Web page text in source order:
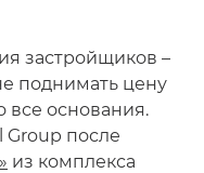
застройщиков –
поднимать цену
все основания.
после
из комплекса